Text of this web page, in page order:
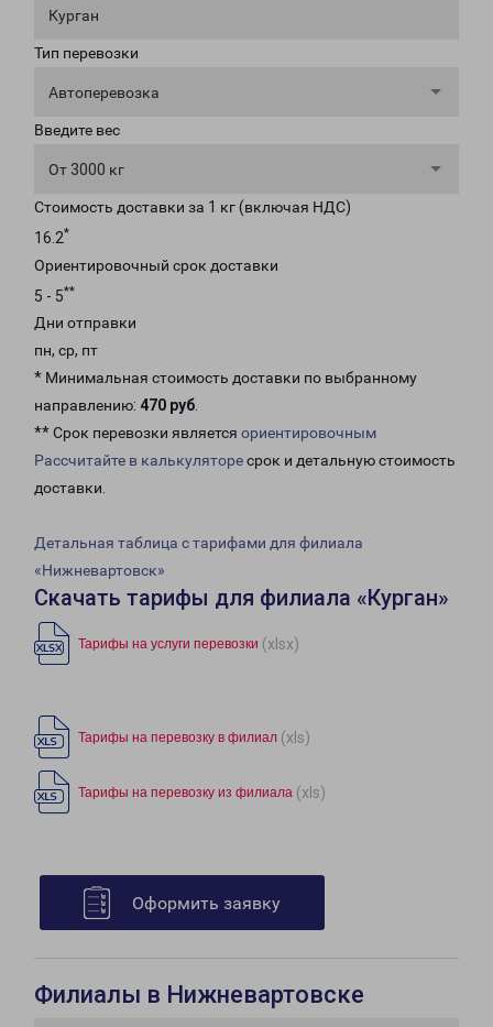
Курган
Тип перевозки
Автоперевозка
Введите вес
От 3000 кг
Стоимость доставки за 1 кг (включая НДС)
16.2*
Ориентировочный срок доставки
5 - 5**
Дни отправки
пн, ср, пт
* Минимальная стоимость доставки по выбранному
направлению: 470 руб.
** Срок перевозки является ориентировочным
Рассчитайте в калькуляторесрок и детальную стоимость
доставки.
Детальная таблица с тарифами для филиала
«Нижневартовск»
Скачать тарифы для филиала «Курган»
Тарифы на услуги перевозки (xlsx)
Тарифы на перевозку в филиал (xls)
Тарифы на перевозку из филиала (xls)
Оформить заявку
Филиалы в Нижневартовске